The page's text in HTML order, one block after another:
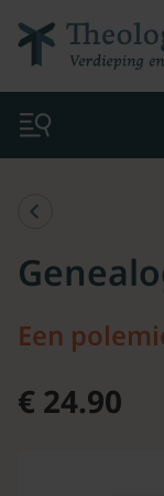
Een
€ 24.90